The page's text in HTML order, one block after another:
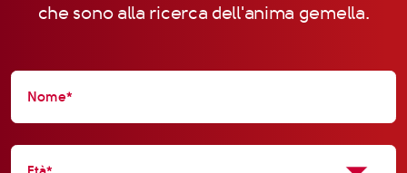
che sono alla ricerca dell'anima gemella.